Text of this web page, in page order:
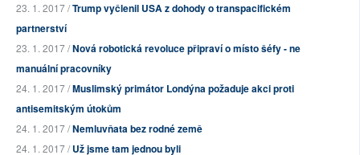
23. 1. 2017 /Trump vyčlenil USA z dohody o transpacifickém
partnerství
23. 1. 2017 /Nová robotická revoluce připraví o místo šéfy - ne
manuální pracovníky
24. 1. 2017 /Muslimský primátor Londýna požaduje akci proti
antisemitským útokům
24. 1. 2017 /Nemluvňata bez rodné země
24. 1. 2017 /Už jsme tam jednou byli